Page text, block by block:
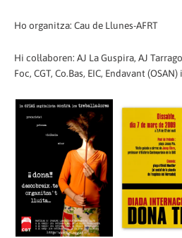
Ho organitza: Cau de Llunes-AFRT
Hi col·laboren: AJ La Guspira, AJ
Foc, CGT, Co.Bas, EIC, Endavant (OSAN) i